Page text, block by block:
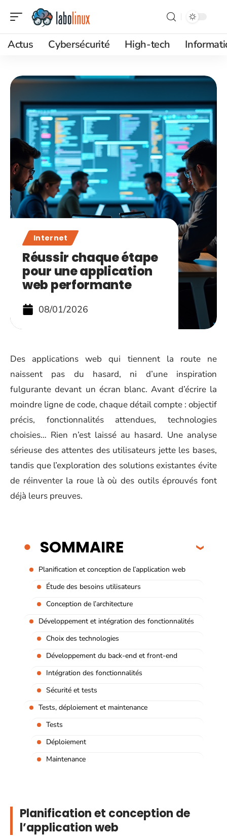
Actus Cybersécurité High-tech
Internet
Réussir chaque étape
pour une application
web performante
08/01/2026
Des applications web qui tiennent la route ne
naissent pas du hasard, ni d’une inspiration
fulgurante devant un écran blanc. Avant d’écrire la
moindre ligne de code, chaque détail compte : objectif
précis, fonctionnalités attendues, technologies
choisies… Rien n’est laissé au hasard. Une analyse
sérieuse des attentes des utilisateurs jette les bases,
tandis que l’exploration des solutions existantes évite
de réinventer la roue là où des outils éprouvés font
déjà leurs preuves.
SOMMAIRE
Planification et conception de l’application web
Étude des besoins utilisateurs
Conception de l’architecture
Développement et intégration des fonctionnalités
Choix des technologies
Développement du back-end et front-end
Intégration des fonctionnalités
Sécurité et tests
Tests, déploiement et maintenance
Tests
Déploiement
Maintenance
Planification et conception de
l’application web